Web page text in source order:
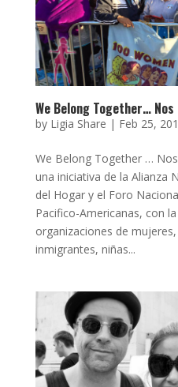
We Belong Together…
by Ligia Share | Feb 25,
We Belong Together …
una iniciativa de la Alianza
del Hogar y el Foro
Pacifico-Americanas, con
organizaciones de
inmigrantes, niñas...